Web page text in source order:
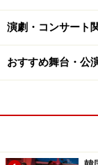
当時の下北沢は
質の街ではあり
作るなんて、と
代半ばに現在
そうです)行わ
見て、本多氏
確信。1981年3
演劇・コンサート
おすすめ舞台・公